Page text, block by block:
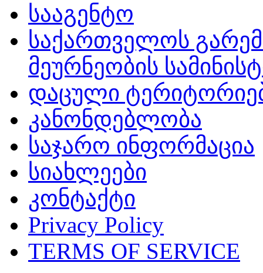
სააგენტო
საქართველოს
მეურნეობის
დაცული
კანონდებლობა
საჯარო ინფორმაცია
სიახლეები
კონტაქტი
Privacy Policy
TERMS OF SERVICE